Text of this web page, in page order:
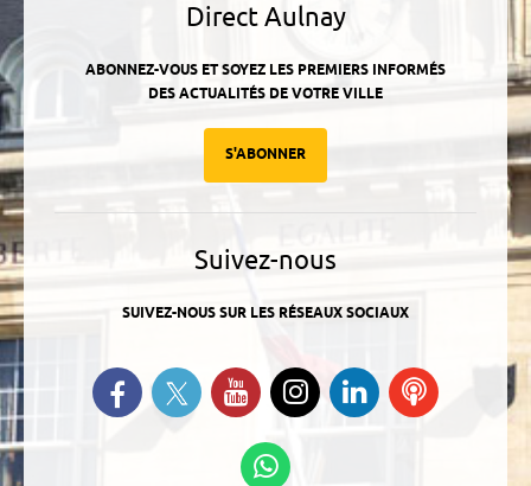
Direct Aulnay
ABONNEZ-VOUS ET SOYEZ LES PREMIERS INFORMÉS
DES ACTUALITÉS DE VOTRE VILLE
S'ABONNER
Suivez-nous
SUIVEZ-NOUS SUR LES RÉSEAUX SOCIAUX
Retrouvez-nous sur Facebook
Suivez-nous sur Twitter
Suivez-nous sur YouTube
Suivez-nous sur
Instagram
Retrouvez-
nous sur
Ecoutez